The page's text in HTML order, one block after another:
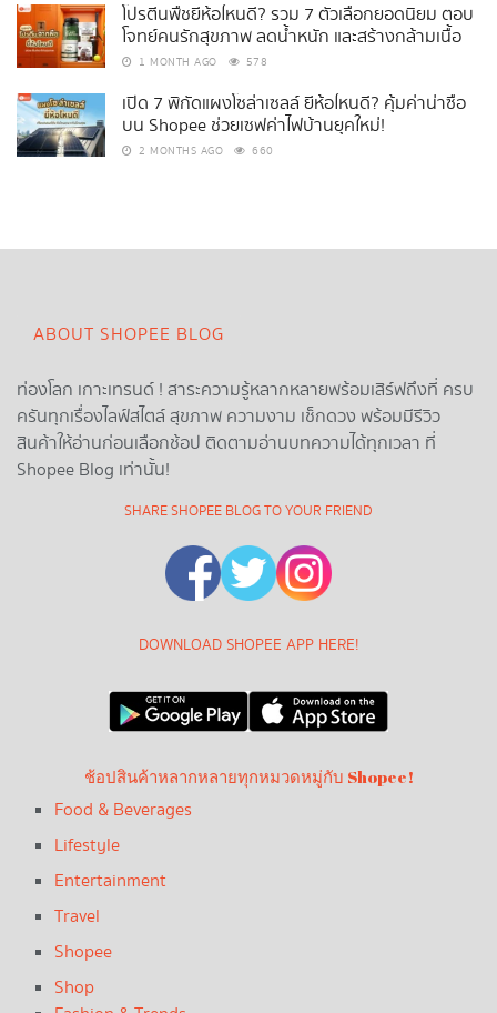
โปรตีนพืชยี่ห้อไหนดี? รวม 7 ตัวเลือกยอดนิยม ตอบ
โจทย์คนรักสุขภาพ ลดน้ำหนัก และสร้างกล้ามเนื้อ
1 MONTH AGO 578
เปิด 7 พิกัดแผงโซล่าเซลล์ ยี่ห้อไหนดี? คุ้มค่าน่าซื้อ
บน Shopee ช่วยเซฟค่าไฟบ้านยุคใหม่!
2 MONTHS AGO 660
ABOUT SHOPEE BLOG
ท่องโลก เกาะเทรนด์ ! สาระความรู้หลากหลายพร้อมเสิร์ฟถึงที่ ครบ
ครันทุกเรื่องไลฟ์สไตล์ สุขภาพ ความงาม เช็กดวง พร้อมมีรีวิว
สินค้าให้อ่านก่อนเลือกช้อป ติดตามอ่านบทความได้ทุกเวลา ที่
Shopee Blog เท่านั้น!
SHARE SHOPEE BLOG TO YOUR FRIEND
DOWNLOAD SHOPEE APP HERE!
ช้อปสินค้าหลากหลายทุกหมวดหมู่กับ Shopee!
Food & Beverages
Lifestyle
Entertainment
Travel
Shopee
Shop